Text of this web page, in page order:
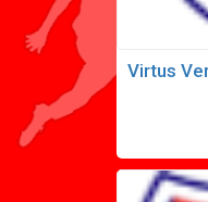
Virtus